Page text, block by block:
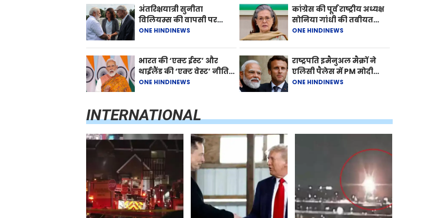
अंतरिक्षयात्री सुनीता
विलियम्स की वापसी पर
पीएम मोदी ने दी बधाई, "धरती
ONE HINDINEWS
कांग्रेस की पूर्व राष्ट्रीय अध्यक्ष
सोनिया गांधी की तबीयत
बिगड़ी, सर गंगाराम अस्पताल
ONE HINDINEWS
भारत की ‘एक्ट ईस्ट’ और
थाईलैंड की ‘एक्ट वेस्ट’ नीति
पारस्परिक समृद्धि को बढ़ावा
ONE HINDINEWS
राष्ट्रपति इमैनुअल मैक्रों ने
एलिसी पैलेस में PM मोदी
का किया जोरदार स्वागत
ONE HINDINEWS
INTERNATIONAL